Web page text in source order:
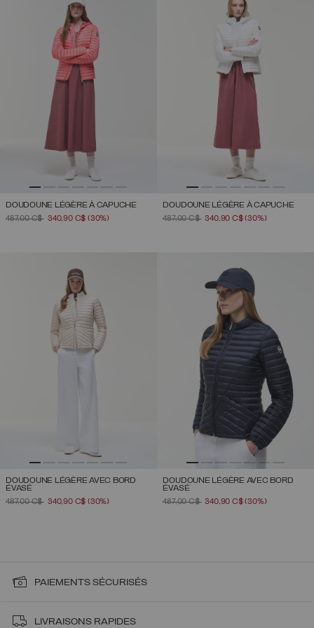
DOUDOUNE LÉGÈRE À CAPUCHE
PRIX RÉDUIT DE
487,00 C$À340,90 C$ (30%)
DOUDOUNE LÉGÈRE À CAPUCHE
PRIX RÉDUIT DE
487,00 C$À340,90 C$(30%)
DOUDOUNE LÉGÈRE AVEC BORD
ÉVASÉ
PRIX RÉDUIT DE
487,00 C$À340,90 C$ (30%)
DOUDOUNE LÉGÈRE AVEC BORD
ÉVASÉ
PRIX RÉDUIT DE
487,00 C$À340,90 C$(30%)
PAIEMENTS SÉCURISÉS
LIVRAISONS RAPIDES